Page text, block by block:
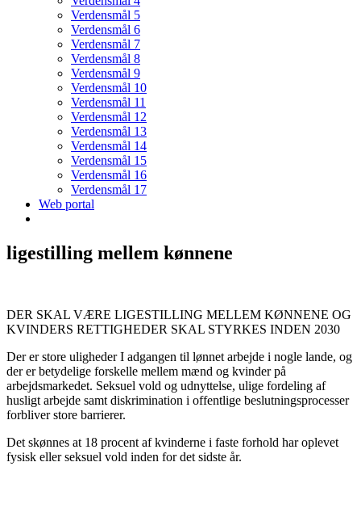
Verdensmål 5
Verdensmål 6
Verdensmål 7
Verdensmål 8
Verdensmål 9
Verdensmål 10
Verdensmål 11
Verdensmål 12
Verdensmål 13
Verdensmål 14
Verdensmål 15
Verdensmål 16
Verdensmål 17
Web portal
ligestilling mellem kønnene
DER SKAL VÆRE LIGESTILLING MELLEM KØNNENE OG
KVINDERS RETTIGHEDER SKAL STYRKES INDEN 2030
Der er store uligheder I adgangen til lønnet arbejde i nogle lande, og
der er betydelige forskelle mellem mænd og kvinder på
arbejdsmarkedet. Seksuel vold og udnyttelse, ulige fordeling af
husligt arbejde samt diskrimination i offentlige beslutningsprocesser
forbliver store barrierer.
Det skønnes at 18 procent af kvinderne i faste forhold har oplevet
fysisk eller seksuel vold inden for det sidste år.